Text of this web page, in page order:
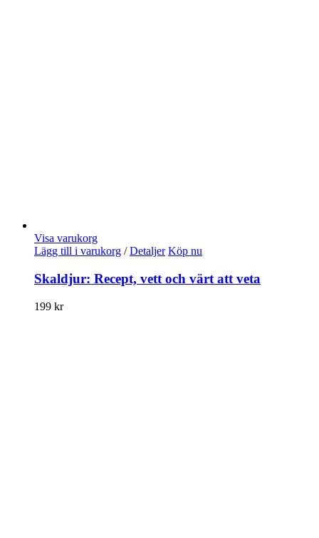
Visa varukorg
Lägg till i varukorg / Detaljer Köp nu
Skaldjur: Recept, vett och värt att veta
199 kr